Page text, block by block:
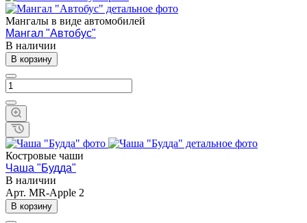
Мангалы в виде автомобилей
Мангал "Автобус"
В наличии
В корзину
Костровые чаши
Чаша "Будда"
В наличии
Арт. MR-Apple 2
В корзину